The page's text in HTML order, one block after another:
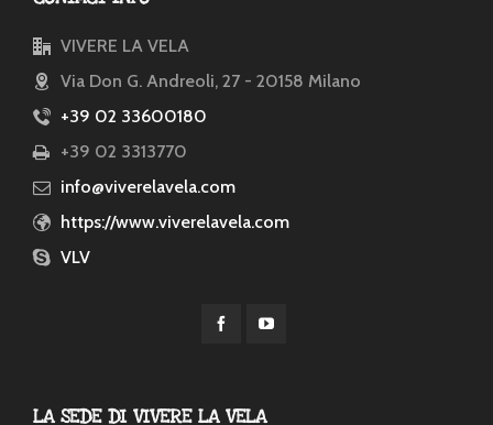
VIVERE LA VELA
Via Don G. Andreoli, 27 - 20158 Milano
+39 02 33600180
+39 02 3313770
info@viverelavela.com
https://www.viverelavela.com
VLV
LA SEDE DI VIVERE LA VELA